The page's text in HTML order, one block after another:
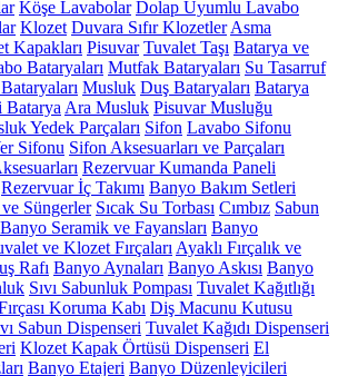
Köşe Lavabolar Dolap Uyumlu Lavabo
Klozet Duvara Sıfır Klozetler Asma
Kapakları Pisuvar Tuvalet Taşı Batarya ve
Bataryaları Mutfak Bataryaları Su Tasarruf
Musluk Duş Bataryaları Batarya
Batarya Ara Musluk Pisuvar Musluğu
Yedek Parçaları Sifon Lavabo Sifonu
Sifonu Sifon Aksesuarları ve Parçaları
Rezervuar Kumanda Paneli
Rezervuar İç Takımı Banyo Bakım Setleri
Süngerler Sıcak Su Torbası Cımbız Sabun
Banyo Seramik ve Fayansları Banyo
ve Klozet Fırçaları Ayaklı Fırçalık ve
Rafı Banyo Aynaları Banyo Askısı Banyo
Sıvı Sabunluk Pompası Tuvalet Kağıtlığı
Koruma Kabı Diş Macunu Kutusu
Sabun Dispenseri Tuvalet Kağıdı Dispenseri
Klozet Kapak Örtüsü Dispenseri El
Banyo Etajeri Banyo Düzenleyicileri